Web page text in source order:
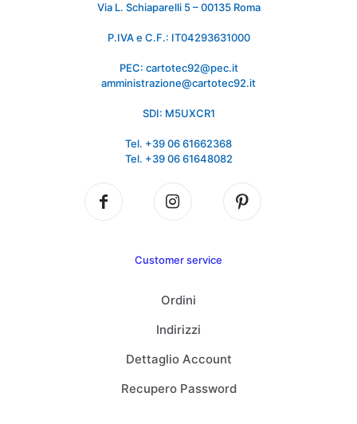
Via L. Schiaparelli 5 – 00135 Roma
P.IVA e C.F.: IT04293631000
PEC: cartotec92@pec.it
amministrazione@cartotec92.it
SDI: M5UXCR1
Tel. +39 06 61662368
Tel. +39 06 61648082
Customer service
Ordini
Indirizzi
Dettaglio Account
Recupero Password